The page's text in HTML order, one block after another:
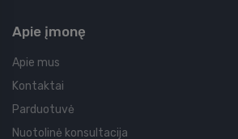
Apie įmonę
Apie mus
Kontaktai
Parduotuvė
Nuotolinė konsultacija